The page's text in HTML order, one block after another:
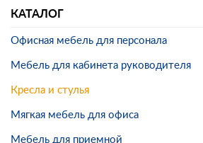
КАТАЛОГ
Офисная мебель для персонала
Мебель для кабинета руководителя
Кресла и стулья
Мягкая мебель для офиса
Мебель для приемной